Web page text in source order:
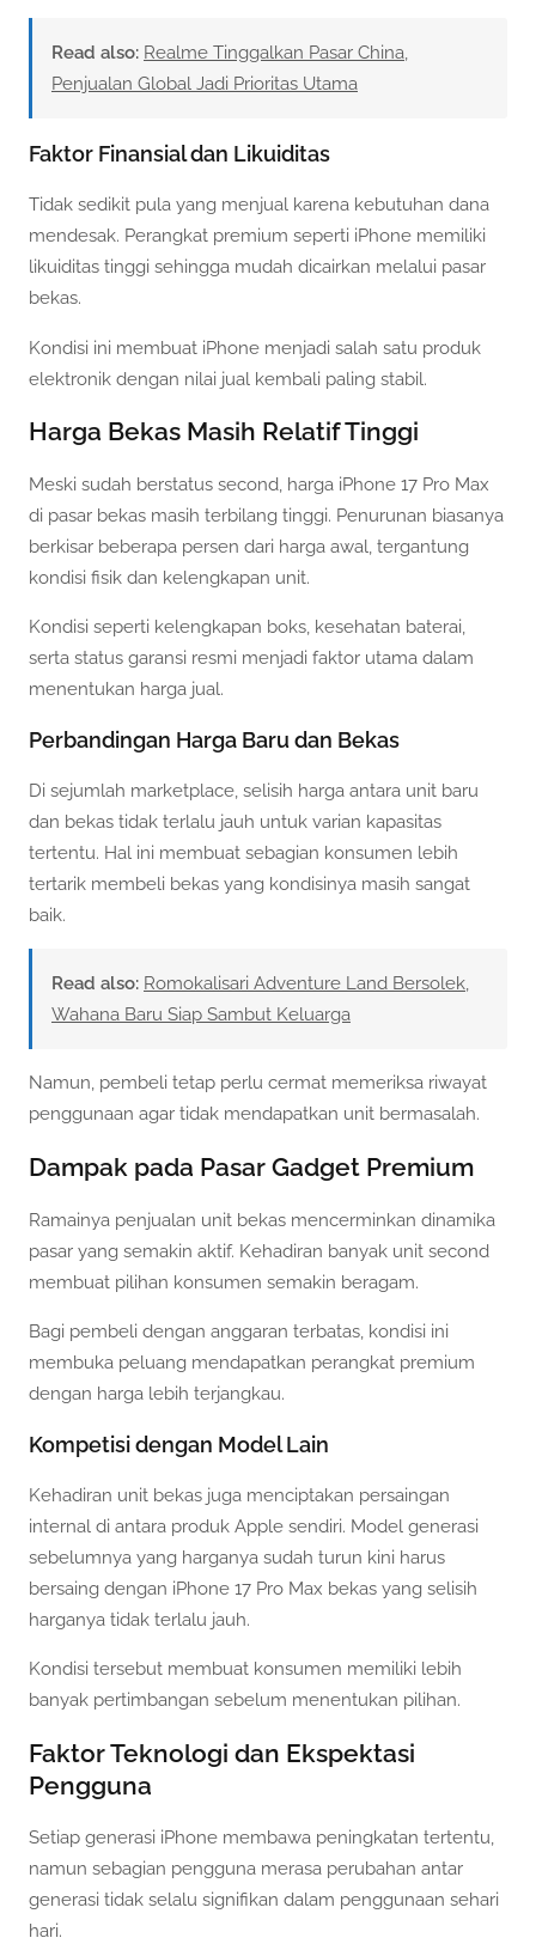
Read also: Realme Tinggalkan Pasar China,
Penjualan Global Jadi Prioritas Utama
Faktor Finansial dan Likuiditas
Tidak sedikit pula yang menjual karena kebutuhan dana
mendesak. Perangkat premium seperti iPhone memiliki
likuiditas tinggi sehingga mudah dicairkan melalui pasar
bekas.
Kondisi ini membuat iPhone menjadi salah satu produk
elektronik dengan nilai jual kembali paling stabil.
Harga Bekas Masih Relatif Tinggi
Meski sudah berstatus second, harga iPhone 17 Pro Max
di pasar bekas masih terbilang tinggi. Penurunan biasanya
berkisar beberapa persen dari harga awal, tergantung
kondisi fisik dan kelengkapan unit.
Kondisi seperti kelengkapan boks, kesehatan baterai,
serta status garansi resmi menjadi faktor utama dalam
menentukan harga jual.
Perbandingan Harga Baru dan Bekas
Di sejumlah marketplace, selisih harga antara unit baru
dan bekas tidak terlalu jauh untuk varian kapasitas
tertentu. Hal ini membuat sebagian konsumen lebih
tertarik membeli bekas yang kondisinya masih sangat
baik.
Read also: Romokalisari Adventure Land Bersolek,
Wahana Baru Siap Sambut Keluarga
Namun, pembeli tetap perlu cermat memeriksa riwayat
penggunaan agar tidak mendapatkan unit bermasalah.
Dampak pada Pasar Gadget Premium
Ramainya penjualan unit bekas mencerminkan dinamika
pasar yang semakin aktif. Kehadiran banyak unit second
membuat pilihan konsumen semakin beragam.
Bagi pembeli dengan anggaran terbatas, kondisi ini
membuka peluang mendapatkan perangkat premium
dengan harga lebih terjangkau.
Kompetisi dengan Model Lain
Kehadiran unit bekas juga menciptakan persaingan
internal di antara produk Apple sendiri. Model generasi
sebelumnya yang harganya sudah turun kini harus
bersaing dengan iPhone 17 Pro Max bekas yang selisih
harganya tidak terlalu jauh.
Kondisi tersebut membuat konsumen memiliki lebih
banyak pertimbangan sebelum menentukan pilihan.
Faktor Teknologi dan Ekspektasi
Pengguna
Setiap generasi iPhone membawa peningkatan tertentu,
namun sebagian pengguna merasa perubahan antar
generasi tidak selalu signifikan dalam penggunaan sehari
hari.